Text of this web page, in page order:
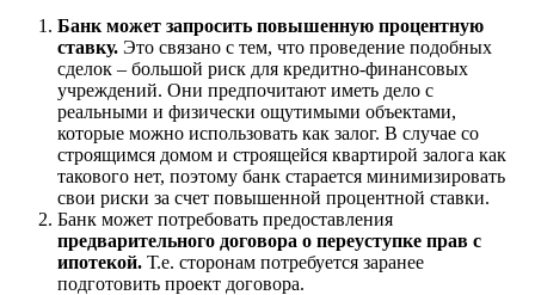
Банк может запросить повышенную процентную
ставку. Это связано с тем, что проведение подобных
сделок – большой риск для кредитно-финансовых
учреждений. Они предпочитают иметь дело с
реальными и физически ощутимыми объектами,
которые можно использовать как залог. В случае со
строящимся домом и строящейся квартирой залога как
такового нет, поэтому банк старается минимизировать
свои риски за счет повышенной процентной ставки.
Банк может потребовать предоставления
предварительного договора о переуступке прав с
ипотекой. Т.е. сторонам потребуется заранее
подготовить проект договора.